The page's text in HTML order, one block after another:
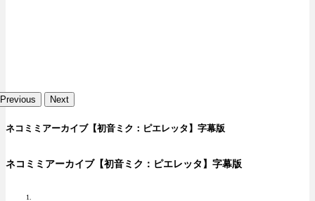
Previous Next
ネコミミアーカイブ【初音ミク：ピエレッタ】字幕版
ネコミミアーカイブ【初音ミク：ピエレッタ】字幕版